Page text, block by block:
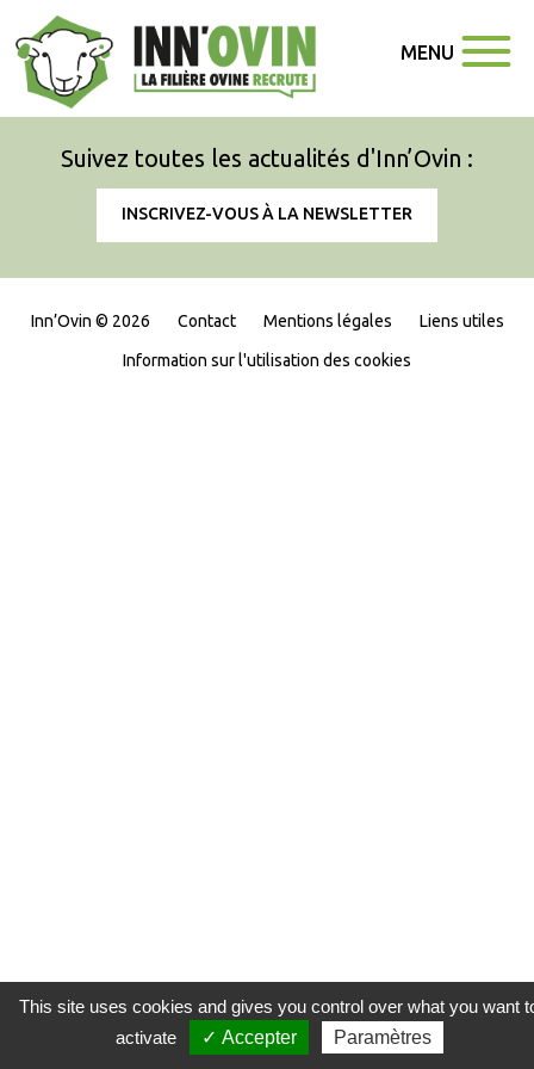
MENU
Suivez toutes les actualités d'Inn’Ovin :
INSCRIVEZ-VOUS À LA NEWSLETTER
Inn’Ovin © 2026 Contact Mentions légales Liens utiles
Information sur l'utilisation des cookies
This site uses cookies and gives you control over what you want
activate
✓ Accepter Paramètres